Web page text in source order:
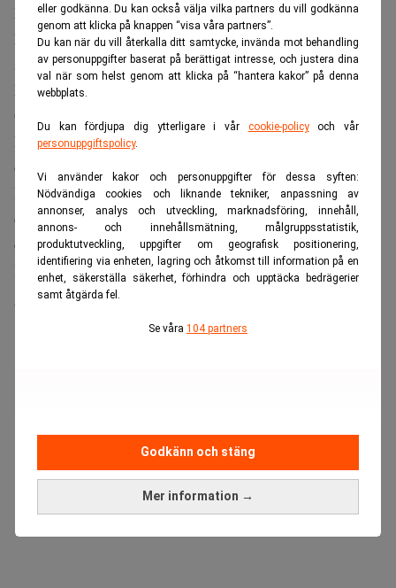
eller godkänna. Du kan också välja vilka partners du vill godkänna
genom att klicka på knappen “visa våra partners”.
Du kan när du vill återkalla ditt samtycke, invända mot behandling
av personuppgifter baserat på berättigat intresse, och justera dina
val när som helst genom att klicka på “hantera kakor” på denna
webbplats.
Du kan fördjupa dig ytterligare i vår cookie-policyoch vår
personuppgiftspolicy.
Vi använder kakor och personuppgifter för dessa syften:
Nödvändiga cookies och liknande tekniker, anpassning av
annonser, analys och utveckling, marknadsföring, innehåll,
annons- och innehållsmätning, målgruppsstatistik,
produktutveckling, uppgifter om geografisk positionering,
identifiering via enheten, lagring och åtkomst till information på en
enhet, säkerställa säkerhet, förhindra och upptäcka bedrägerier
samt åtgärda fel.
Se våra 104 partners
Mer information →
Godkänn och stäng
Med ett överskott av oraffinerad råolja som inte kan tas om
hand hemma har Moskva tvingats skruva upp den
sjöburna exporten för att hålla oljefälten i drift.
Missa inte:
Gotland”. Dagens PS
Fyraveckorssnittet har pressats upp till 4,21 miljoner fat
om dagen, enligt United24media. Samtidigt pumpade
Ryssland enligtOilprice.combara 8,93 miljoner fat om
dagen i juni, cirka 830 000 fat under landets Opec+-kvot,
ett tecken på att flaskhalsarna sitter i förädlingen och
logistiken snarare än i produktionen.
Volymerna når inte fram